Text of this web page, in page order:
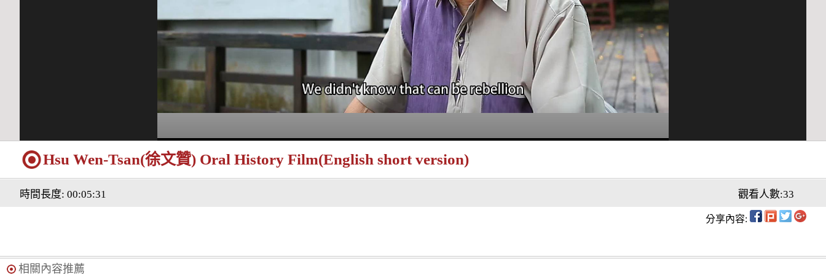
Hsu Wen-Tsan(徐文贊) Oral History Film(English short version)
時間長度: 00:05:31 觀看人數:33
分享內容:
相關內容推薦